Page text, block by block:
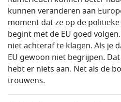
kunnen veranderen aan
moment dat ze op de
begint met de EU goed
niet achteraf te klagen. Als je
EU gewoon niet begrijpen.
hebt er niets aan. Net als de
trouwens.